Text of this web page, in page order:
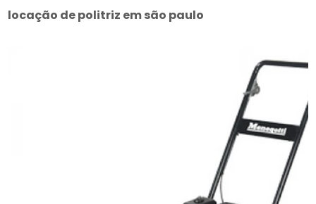
locação de politriz em são paulo